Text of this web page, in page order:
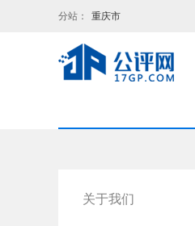
分站： 重庆市
关于我们